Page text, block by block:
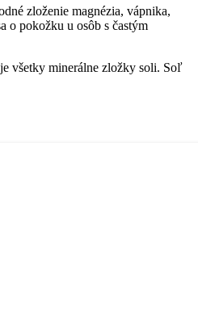
zloženie magnézia, vápnika,
o pokožku u osôb s častým
všetky minerálne zložky soli. Soľ